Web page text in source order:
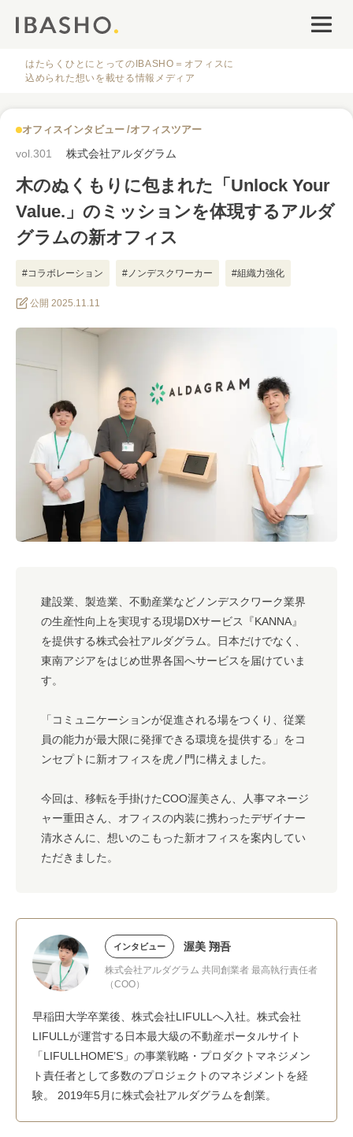
ファシリティナレッジ
IBASHOについて
人気のタグ
#キャリア
#コスト #コミュニケーション
#フリーアドレス #ブランディング
はたらくひとにとってのIBASHO＝オフィスに
込められた想いを載せる情報メディア
オフィスインタビュー オフィスツアー
vol.301 株式会社アルダグラム
木のぬくもりに包まれた「Unlock Your
Value.」のミッションを体現するアルダ
グラムの新オフィス
#コラボレーション #ノンデスクワーカー #組織力強化
#虎ノ門移転
公開 2025.11.11
建設業、製造業、不動産業などノンデスクワーク業界
の生産性向上を実現する現場DXサービス『KANNA』
を提供する株式会社アルダグラム。日本だけでなく、
東南アジアをはじめ世界各国へサービスを届けていま
す。
「コミュニケーションが促進される場をつくり、従業
員の能力が最大限に発揮できる環境を提供する」をコ
ンセプトに新オフィスを虎ノ門に構えました。
今回は、移転を手掛けたCOO渥美さん、人事マネージ
ャー重田さん、オフィスの内装に携わったデザイナー
清水さんに、想いのこもった新オフィスを案内してい
ただきました。
インタビュー 渥美 翔吾
株式会社アルダグラム 共同創業者 最高執行責任者
（COO）
早稲田大学卒業後、株式会社LIFULLへ入社。株式会社
LIFULLが運営する日本最大級の不動産ポータルサイト
「LIFULLHOME’S」の事業戦略・プロダクトマネジメン
ト責任者として多数のプロジェクトのマネジメントを経
験。 2019年5月に株式会社アルダグラムを創業。